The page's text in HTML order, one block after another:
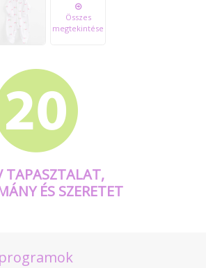
Összes
megtekintése
TAPASZTALAT,
ÉS SZERETET